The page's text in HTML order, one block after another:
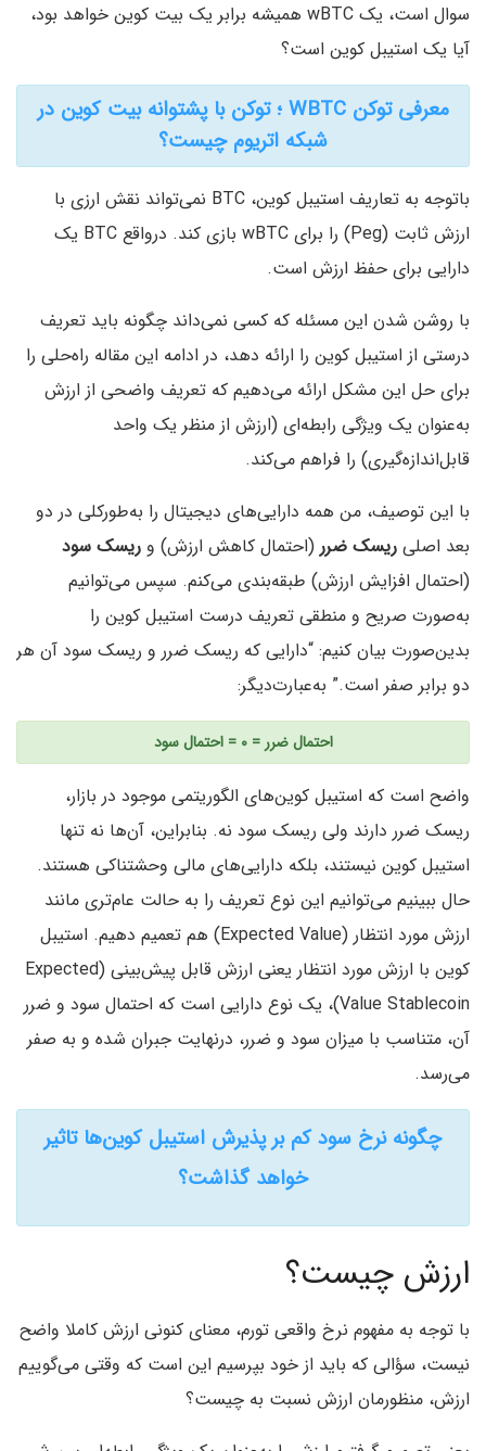
سوال است، یک wBTC همیشه برابر یک بیت کوین خواهد بود،
آیا یک استیبل‌ کوین است؟
معرفی توکن WBTC ؛ توکن با پشتوانه بیت کوین در
شبکه اتریوم چیست؟
باتوجه به تعاریف استیبل ‌کوین، BTC نمی‌تواند نقش ارزی با
ارزش ثابت (Peg) را برای wBTC بازی کند. درواقع BTC یک
دارایی برای حفظ ارزش است.
با روشن شدن این مسئله که کسی نمی‌داند چگونه باید تعریف
درستی از استیبل کوین را ارائه دهد، در ادامه این مقاله راه‌حلی را
برای حل این مشکل ارائه می‌دهیم که تعریف واضحی از ارزش
به‌عنوان یک ویژگی رابطه‌ای (ارزش از منظر یک واحد
قابل‌اندازه‌گیری) را فراهم می‌کند.
با این توصیف، من همه دارایی‌های دیجیتال را به‌طورکلی در دو
بعد اصلی ریسک ضرر(احتمال کاهش ارزش) و ریسک سود
(احتمال افزایش ارزش) طبقه‌بندی می‌کنم. سپس می‌توانیم
به‌صورت صریح و منطقی تعریف درست استیبل ‌کوین را
بدین‌صورت بیان کنیم: “دارایی که ریسک ضرر و ریسک سود آن هر
دو برابر صفر است.” به‌عبارت‌دیگر:
احتمال ضرر = ۰ = احتمال سود
واضح است که استیبل ‌کوین‌های الگوریتمی موجود در بازار،
ریسک ضرر دارند ولی ریسک سود نه. بنابراین، آن‌ها نه ‌تنها
استیبل ‌کوین نیستند، بلکه دارایی‌های مالی وحشتناکی هستند.
حال ببینیم می‌توانیم این نوع تعریف را به حالت عام‌تری مانند
ارزش مورد انتظار (Expected Value) هم تعمیم دهیم. استیبل
‌کوین با ارزش مورد انتظار یعنی ارزش قابل پیش‌بینی (Expected
Value Stablecoin)، یک نوع دارایی است که احتمال سود و ضرر
آن، متناسب با میزان سود و ضرر، درنهایت جبران شده و به صفر
می‌رسد.
چگونه نرخ سود کم بر پذیرش استیبل کوین‌ها تاثیر
خواهد گذاشت؟
ارزش چیست؟
با توجه به مفهوم نرخ واقعی تورم، معنای کنونی ارزش کاملا واضح
نیست، سؤالی که باید از خود بپرسیم این است که وقتی می‌گوییم
ارزش، منظورمان ارزش نسبت به چیست؟